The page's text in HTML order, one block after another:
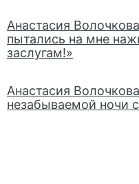
Анастасия
пытались на мне
заслугам!»
Анастасия
незабываемой ночи